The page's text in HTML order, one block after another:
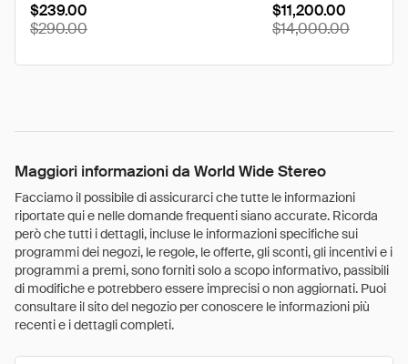
$239.00
$290.00
(California Burl Gloss)
$11,200.00
$14,000.00
Maggiori informazioni da World Wide Stereo
Facciamo il possibile di assicurarci che tutte le informazioni
riportate qui e nelle domande frequenti siano accurate. Ricorda
però che tutti i dettagli, incluse le informazioni specifiche sui
programmi dei negozi, le regole, le offerte, gli sconti, gli incentivi e i
programmi a premi, sono forniti solo a scopo informativo, passibili
di modifiche e potrebbero essere imprecisi o non aggiornati. Puoi
consultare il sito del negozio per conoscere le informazioni più
recenti e i dettagli completi.